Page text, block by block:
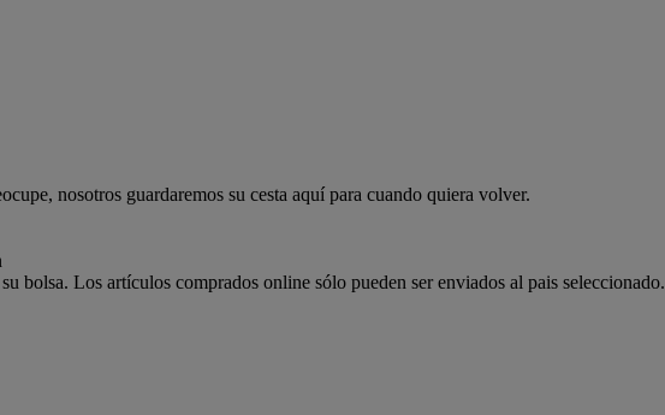
nosotros guardaremos su cesta aquí para cuando quiera volver.
bolsa. Los artículos comprados online sólo pueden ser enviados al pais seleccionado.